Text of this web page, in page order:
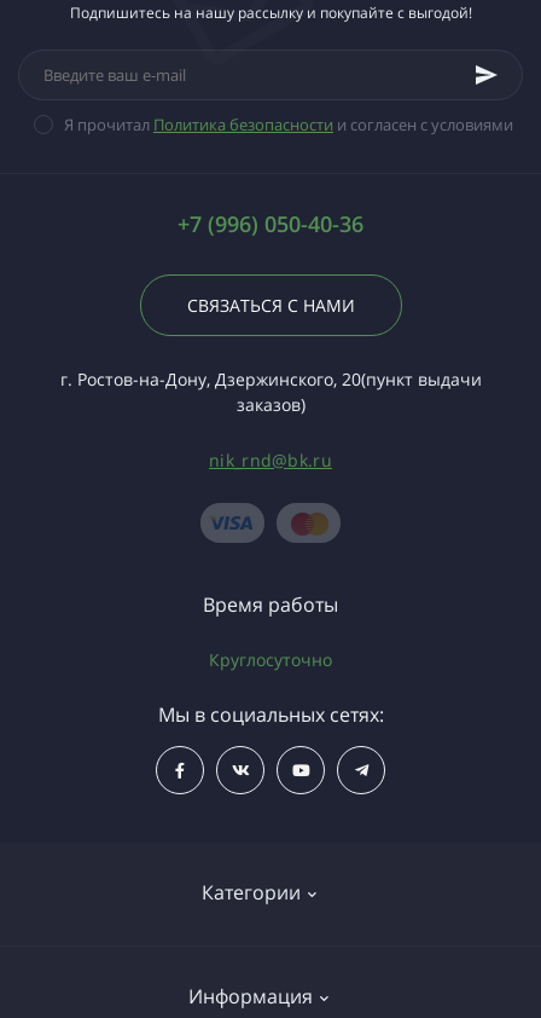
Подпишитесь на нашу рассылку и покупайте с выгодой!
Я прочитал Политика безопасности и согласен с условиями
+7 (996) 050-40-36
СВЯЗАТЬСЯ С НАМИ
г. Ростов-на-Дону, Дзержинского, 20(пункт выдачи
заказов)
nik_rnd@bk.ru
Категории
Газовое оборудование
Информация
Время работы
Круглосуточно
Мы в социальных сетях: